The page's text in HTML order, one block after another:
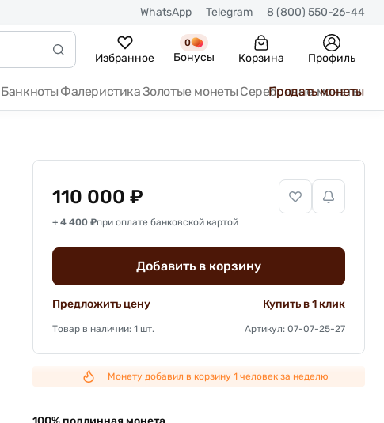
WhatsApp Telegram 8 (800) 550-26-44
Избранное
0
Бонусы Корзина Профиль
Банкноты ФалеристикаЗолотые монеты Серебряные монеты
Продать монеты
110 000 ₽
+ 4 400 ₽при оплате банковской картой
Добавить в корзину
Предложить цену Купить в 1 клик
Товар в наличии: 1 шт. Артикул: 07-07-25-27
Монету добавил в корзину 1 человек за неделю